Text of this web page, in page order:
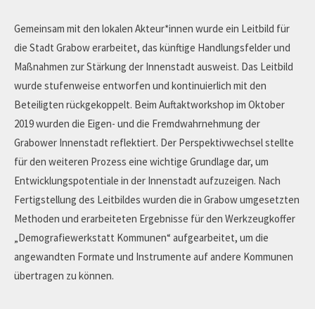
Gemeinsam mit den lokalen Akteur*innen wurde ein Leitbild für
die Stadt Grabow erarbeitet, das künftige Handlungsfelder und
Maßnahmen zur Stärkung der Innenstadt ausweist. Das Leitbild
wurde stufenweise entworfen und kontinuierlich mit den
Beteiligten rückgekoppelt. Beim Auftaktworkshop im Oktober
2019 wurden die Eigen- und die Fremdwahrnehmung der
Grabower Innenstadt reflektiert. Der Perspektivwechsel stellte
für den weiteren Prozess eine wichtige Grundlage dar, um
Entwicklungspotentiale in der Innenstadt aufzuzeigen. Nach
Fertigstellung des Leitbildes wurden die in Grabow umgesetzten
Methoden und erarbeiteten Ergebnisse für den Werkzeugkoffer
„Demografiewerkstatt Kommunen“ aufgearbeitet, um die
angewandten Formate und Instrumente auf andere Kommunen
übertragen zu können.